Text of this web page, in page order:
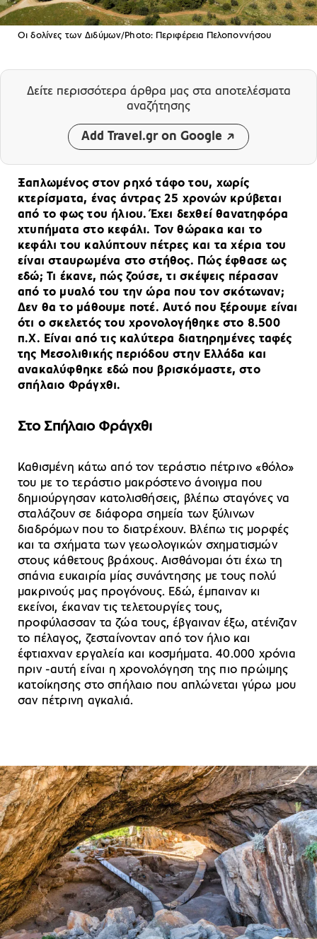
Οι δολίνες των Διδύμων/Photo: Περιφέρεια Πελοποννήσου
Δείτε περισσότερα άρθρα μας στα αποτελέσματα
αναζήτησης
Add Travel.gr on Google
Ξαπλωμένος στον ρηχό τάφο του, χωρίς
κτερίσματα, ένας άντρας 25 χρονών κρύβεται
από το φως του ήλιου. Έχει δεχθεί θανατηφόρα
χτυπήματα στο κεφάλι. Τον θώρακα και το
κεφάλι του καλύπτουν πέτρες και τα χέρια του
είναι σταυρωμένα στο στήθος. Πώς έφθασε ως
εδώ; Τι έκανε, πώς ζούσε, τι σκέψεις πέρασαν
από το μυαλό του την ώρα που τον σκότωναν;
Δεν θα το μάθουμε ποτέ. Αυτό που ξέρουμε είναι
ότι ο σκελετός του χρονολογήθηκε στο 8.500
π.Χ. Είναι από τις καλύτερα διατηρημένες ταφές
της Μεσολιθικής περιόδου στην Ελλάδα και
ανακαλύφθηκε εδώ που βρισκόμαστε, στο
σπήλαιο Φράγχθι.
Στο Σπήλαιο Φράγχθι
Καθισμένη κάτω από τον τεράστιο πέτρινο «θόλο»
του με το τεράστιο μακρόστενο άνοιγμα που
δημιούργησαν κατολισθήσεις, βλέπω σταγόνες να
σταλάζουν σε διάφορα σημεία των ξύλινων
διαδρόμων που το διατρέχουν. Βλέπω τις μορφές
και τα σχήματα των γεωολογικών σχηματισμών
στους κάθετους βράχους. Αισθάνομαι ότι έχω τη
σπάνια ευκαιρία μίας συνάντησης με τους πολύ
μακρινούς μας προγόνους. Εδώ, έμπαιναν κι
εκείνοι, έκαναν τις τελετουργίες τους,
προφύλασσαν τα ζώα τους, έβγαιναν έξω, ατένιζαν
το πέλαγος, ζεσταίνονταν από τον ήλιο και
έφτιαχναν εργαλεία και κοσμήματα. 40.000 χρόνια
πριν -αυτή είναι η χρονολόγηση της πιο πρώιμης
κατοίκησης στο σπήλαιο που απλώνεται γύρω μου
σαν πέτρινη αγκαλιά.